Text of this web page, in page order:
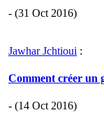
- (31 Oct 2016)
Jawhar Jchtioui :
Comment créer un
- (14 Oct 2016)